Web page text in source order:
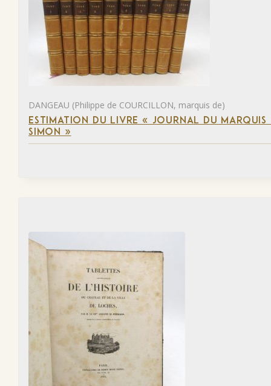
DANGEAU (Philippe de COURCILLON, marquis de)
ESTIMATION DU LIVRE « JOURNAL DU
SIMON »